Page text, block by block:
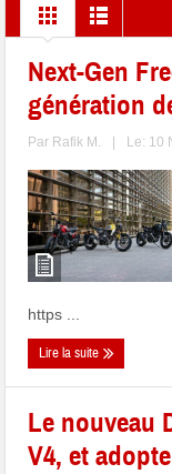
Next-Gen
génération
Par Rafik M. Le: 10
https ...
Lire la suite
Le nouveau
V4, et